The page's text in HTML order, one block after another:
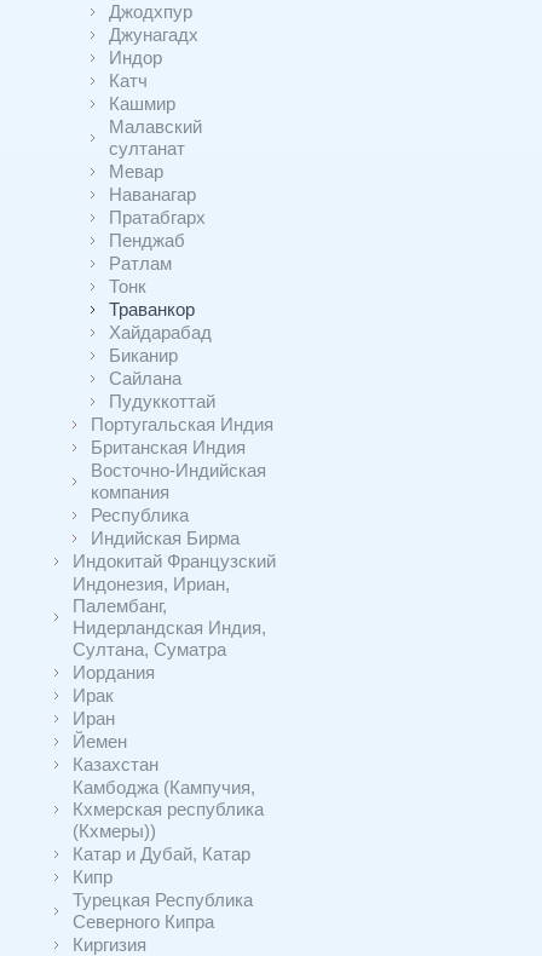
Джодхпур
Джунагадх
Индор
Катч
Кашмир
Малавский
султанат
Мевар
Наванагар
Пратабгарх
Пенджаб
Ратлам
Тонк
Траванкор
Хайдарабад
Биканир
Сайлана
Пудуккоттай
Португальская Индия
Британская Индия
Восточно-Индийская
компания
Республика
Индийская Бирма
Индокитай Французский
Индонезия, Ириан,
Палембанг,
Нидерландская Индия,
Султана, Суматра
Иордания
Ирак
Иран
Йемен
Казахстан
Камбоджа (Кампучия,
Кхмерская республика
(Кхмеры))
Катар и Дубай, Катар
Кипр
Турецкая Республика
Северного Кипра
Киргизия